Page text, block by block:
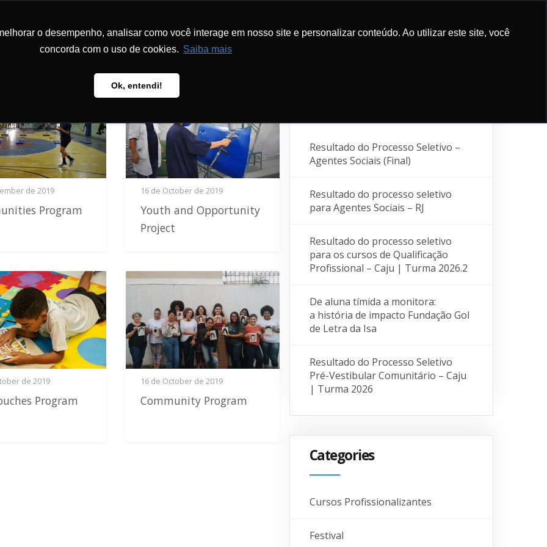
o desempenho, analisar como você interage em nosso site e personalizar conteúdo. Ao utilizar este site, você
concorda com o uso de cookies. Saiba mais
Ok, entendi!
ABOUT
US
AND
PROJECTS
METHODOLOGY
SUPPORT
AND
de 2019
Program
16 de October de 2019
Youth and Opportunity
Project
de 2019
Program
16 de October de 2019
Community Program
Resultado do Processo Seletivo –
Agentes Sociais (Final)
Resultado do processo seletivo
para Agentes Sociais – RJ
Resultado do processo seletivo
para os cursos de Qualificação
Profissional – Caju | Turma 2026.2
De aluna tímida a monitora:
a história de impacto Fundação Gol
de Letra da Isa
Resultado do Processo Seletivo
Pré-Vestibular Comunitário – Caju
| Turma 2026
Categories
Cursos Profissionalizantes
Festival